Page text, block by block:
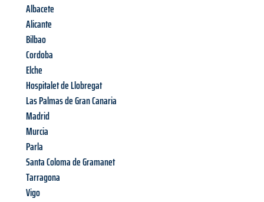
Albacete
Alicante
Bilbao
Cordoba
Elche
Hospitalet de Llobregat
Las Palmas de Gran Canaria
Madrid
Murcia
Parla
Santa Coloma de Gramanet
Tarragona
Vigo